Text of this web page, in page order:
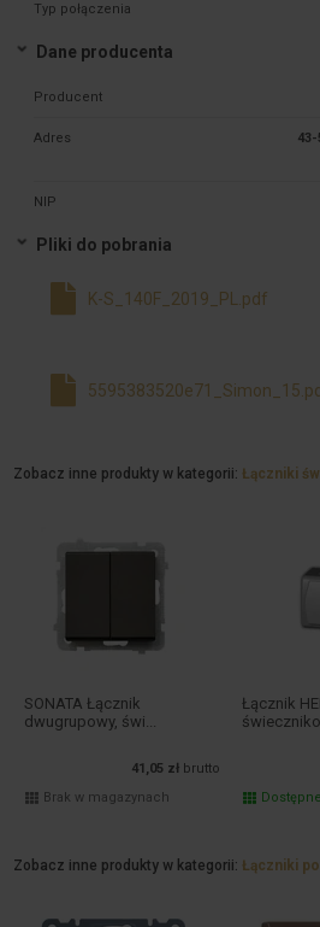
Typ połączenia
Dane producenta
Producent
Adres
NIP
Pliki do pobrania
K-S_140F_2019_PL.pdf
Zobacz inne produkty w kategorii: Łączniki
SONATA Łącznik
dwugrupowy, świ...
41,05 zł
brutto
Brak w magazynach
Łącznik
Dostępne
Zobacz inne produkty w kategorii: Łączniki